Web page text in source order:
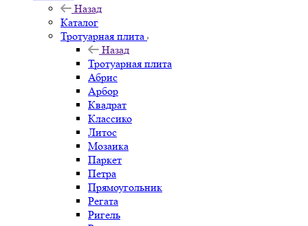
Назад
Каталог
Тротуарная плита
Назад
Тротуарная плита
Абрис
Арбор
Квадрат
Классико
Литос
Мозаика
Паркет
Петра
Прямоугольник
Регата
Ригель